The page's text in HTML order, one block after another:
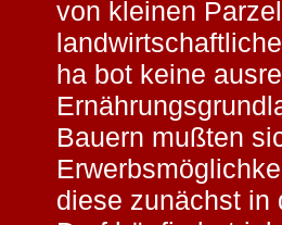
von kleinen
ha bot keine
Bauern mußten
diese zunächst in